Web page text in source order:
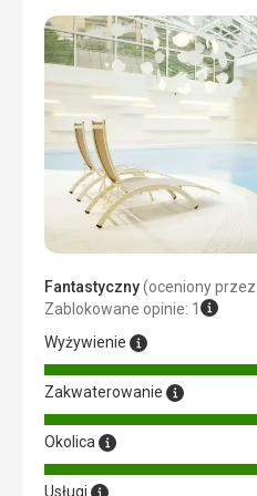
Usługi
czasami nie dawali szamponu
zawsze rozwiązywaliśmy to
sympatyczne
Ta recenzja została
pomocą Google Translate
Cena
Fantastyczny(oceniony
Zablokowane opinie: 1
Wyżywienie
Zakwaterowanie
Okolica
Usługi